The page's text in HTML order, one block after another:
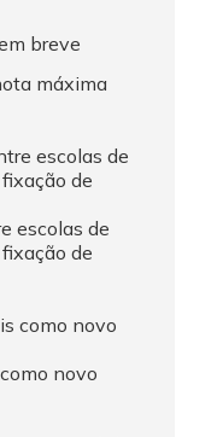
breve
máxima
escolas de
de
novo